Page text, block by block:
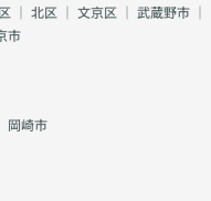
｜ 北区 ｜ 文京区 ｜ 武蔵野市 ｜
市
岡崎市